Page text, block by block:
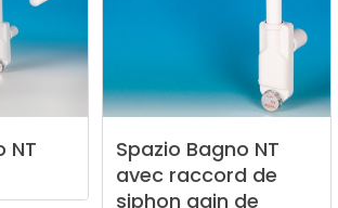
NT
Spazio Bagno NT
avec raccord de
siphon gain de